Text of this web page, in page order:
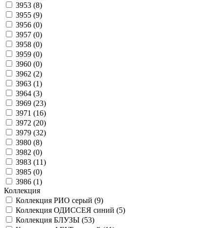
3953 (8)
3955 (9)
3956 (0)
3957 (0)
3958 (0)
3959 (0)
3960 (0)
3962 (2)
3963 (1)
3964 (3)
3969 (23)
3971 (16)
3972 (20)
3979 (32)
3980 (8)
3982 (0)
3983 (11)
3985 (0)
3986 (1)
Коллекция
Коллекция РИО серый (9)
Коллекция ОДИССЕЯ синий (5)
Коллекция БЛУЗЫ (53)